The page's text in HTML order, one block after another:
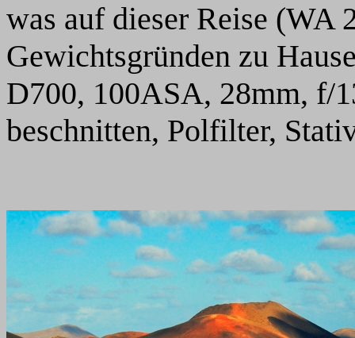
was auf dieser Reise (WA
Gewichtsgründen zu
D700, 100ASA, 28mm, f/
beschnitten, Polfilter,